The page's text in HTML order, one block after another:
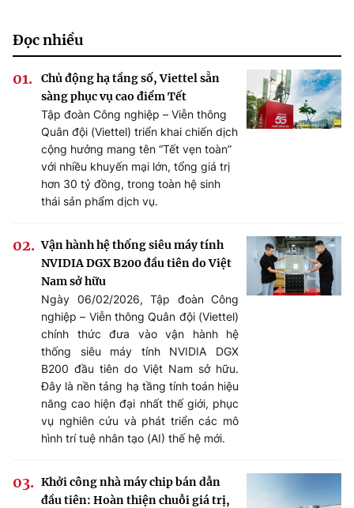
Đọc nhiều
Chủ động hạ tầng số, Viettel sẵn
sàng phục vụ cao điểm Tết
Tập đoàn Công nghiệp – Viễn thông
Quân đội (Viettel) triển khai chiến dịch
cộng hưởng mang tên “Tết vẹn toàn”
với nhiều khuyến mại lớn, tổng giá trị
hơn 30 tỷ đồng, trong toàn hệ sinh
thái sản phẩm dịch vụ.
Vận hành hệ thống siêu máy tính
NVIDIA DGX B200 đầu tiên do Việt
Nam sở hữu
Ngày 06/02/2026, Tập đoàn Công
nghiệp – Viễn thông Quân đội (Viettel)
chính thức đưa vào vận hành hệ
thống siêu máy tính NVIDIA DGX
B200 đầu tiên do Việt Nam sở hữu.
Đây là nền tảng hạ tầng tính toán hiệu
năng cao hiện đại nhất thế giới, phục
vụ nghiên cứu và phát triển các mô
hình trí tuệ nhân tạo (AI) thế hệ mới.
Khởi công nhà máy chip bán dẫn
đầu tiên: Hoàn thiện chuỗi giá trị,